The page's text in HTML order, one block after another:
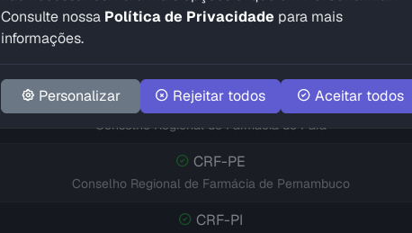
Conselho Regional de Farmácia do Paraná
Conselho Regional de Farmácia da Paraíba
CRF-PA
Conselho Regional de Farmácia do Pará
CRF-PE
Conselho Regional de Farmácia de Pernambuco
CRF-PI
Consulte nossa Política de Privacidade para mais
informações.
Personalizar Rejeitar todos Aceitar todos